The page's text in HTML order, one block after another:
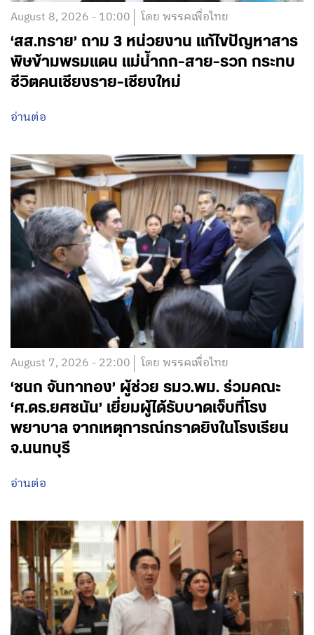
August 8, 2026 - 10:00 โดย พรรคเพื่อไทย
‘สส.ทราย’ ถาม 3 หน่วยงาน แก้ไขปัญหาสาร
พิษข้ามพรมแดน แม่น้ำกก-สาย-รวก กระทบ
ชีวิตคนเชียงราย-เชียงใหม่
อ่านต่อ
August 7, 2026 - 22:00 โดย พรรคเพื่อไทย
‘ชนก จันทาทอง’ ผู้ช่วย รมว.พม. ร่วมคณะ
‘ศ.ดร.ยศชนัน’ เยี่ยมผู้ได้รับบาดเจ็บที่โรง
พยาบาล จากเหตุการณ์กราดยิงในโรงเรียน
จ.นนทบุรี
อ่านต่อ